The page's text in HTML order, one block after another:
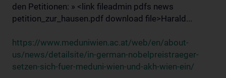
den Petitionen: » <link fileadmin pdfs news
petition_zur_hausen.pdf download file>Harald...
https://www.meduniwien.ac.at/web/en/about-
us/news/detailsite/in-german-nobelpreistraeger-
setzen-sich-fuer-meduni-wien-und-akh-wien-ein/